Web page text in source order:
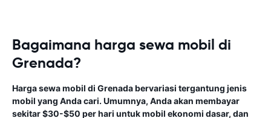
Bagaimana harga sewa mobil di
Grenada?
Harga sewa mobil di Grenada bervariasi tergantung jenis
mobil yang Anda cari. Umumnya, Anda akan membayar
sekitar $30-$50 per hari untuk mobil ekonomi dasar, dan